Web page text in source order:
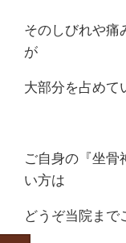
じ
整
院
そのしびれや痛
が
大部分を占めて
ご自身の『坐骨
い方は
どうぞ当院まで